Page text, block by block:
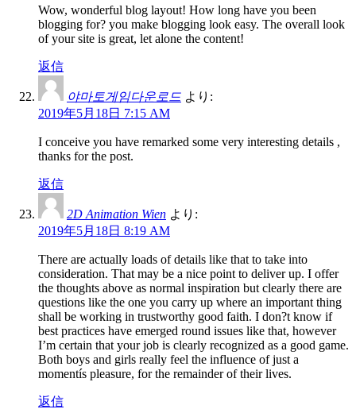
Wow, wonderful blog layout! How long have you been
blogging for? you make blogging look easy. The overall look
of your site is great, let alone the content!
返信
야마토게임다운로드 より:
2019年5月18日 7:15 AM
I conceive you have remarked some very interesting details ,
thanks for the post.
返信
2D Animation Wien より:
2019年5月18日 8:19 AM
There are actually loads of details like that to take into
consideration. That may be a nice point to deliver up. I offer
the thoughts above as normal inspiration but clearly there are
questions like the one you carry up where an important thing
shall be working in trustworthy good faith. I don?t know if
best practices have emerged round issues like that, however
I’m certain that your job is clearly recognized as a good game.
Both boys and girls really feel the influence of just a
momentís pleasure, for the remainder of their lives.
返信